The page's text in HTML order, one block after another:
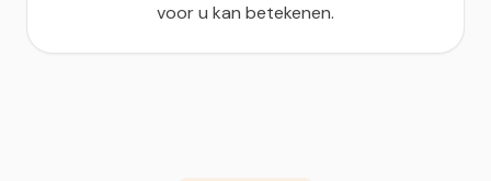
voor u kan betekenen.